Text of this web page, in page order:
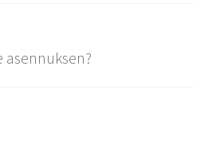
asennuksen?